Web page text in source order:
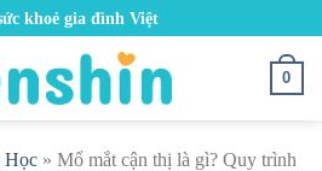
khoẻ gia đình Việt
0
Học » Mổ mắt cận thị là gì? Quy trình